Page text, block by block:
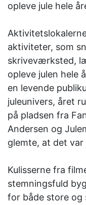
opleve jule hele
aktiviteter, som
skriveværksted,
opleve julen hele
en levende
juleunivers, året
på pladsen fra
Andersen og
glemte, at det var
Kulisserne fra
stemningsfuld
for både store og